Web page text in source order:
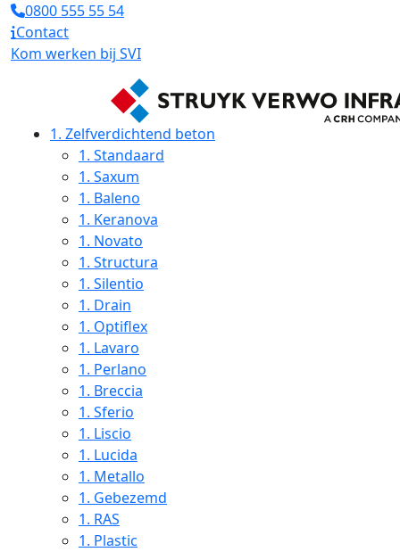
0800 555 55 54
Contact
Kom werken bij SVI
1. Zelfverdichtend beton
1. Standaard
1. Saxum
1. Baleno
1. Keranova
1. Novato
1. Structura
1. Silentio
1. Drain
1. Optiflex
1. Lavaro
1. Perlano
1. Breccia
1. Sferio
1. Liscio
1. Lucida
1. Metallo
1. Gebezemd
1. RAS
1. Plastic